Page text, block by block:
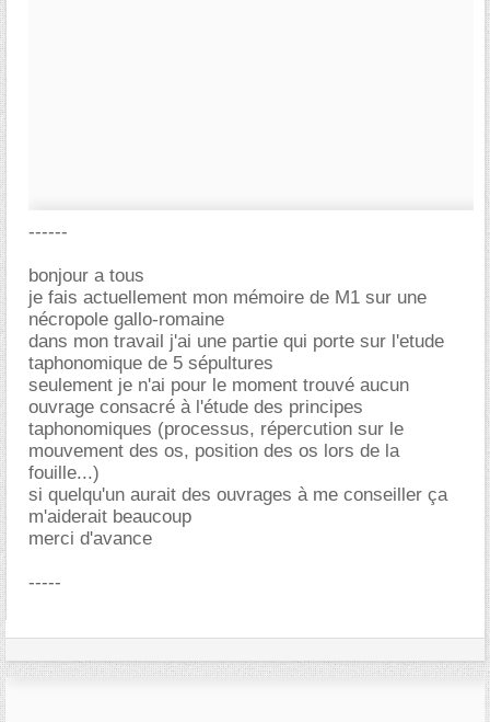
------
bonjour a tous
je fais actuellement mon mémoire de M1 sur une
nécropole gallo-romaine
dans mon travail j'ai une partie qui porte sur l'etude
taphonomique de 5 sépultures
seulement je n'ai pour le moment trouvé aucun
ouvrage consacré à l'étude des principes
taphonomiques (processus, répercution sur le
mouvement des os, position des os lors de la
fouille...)
si quelqu'un aurait des ouvrages à me conseiller ça
m'aiderait beaucoup
merci d'avance
-----